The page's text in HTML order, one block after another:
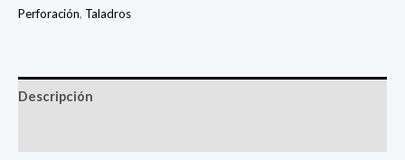
Perforación, Taladros
Descripción